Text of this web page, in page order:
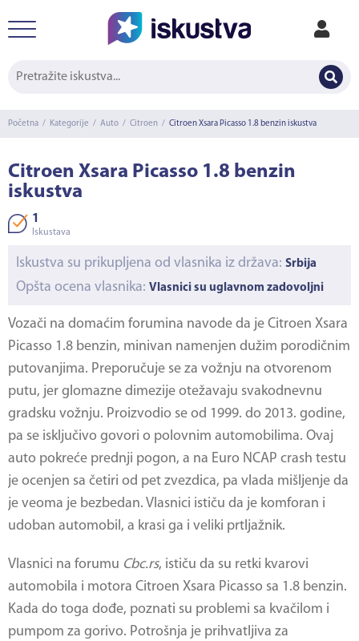
Početna / Kategorije / Auto / Citroen / Citroen Xsara Picasso 1.8 benzin iskustva
Citroen Xsara Picasso 1.8 benzin
iskustva
1
Iskustava
Iskustva su prikupljena od vlasnika iz država: Srbija
Opšta ocena vlasnika: Vlasnici su uglavnom zadovoljni
Vozači na domaćim forumina navode da je Citroen Xsara
Picasso 1.8 benzin, minivan namenjen dužim porodičnim
putovanjima. Preporučuje se za vožnju na otvorenom
putu, jer glomazne dimezije otežavaju svakodnevnu
gradsku vožnju. Proizvodio se od 1999. do 2013. godine,
pa se isključivo govori o polovnim automobilima. Ovaj
auto pokreće prednji pogon, a na Euro NCAP crash testu
je ocenjen sa četiri od pet zvezdica, pa vlada mišljenje da
je veoma je bezbedan. Vlasnici ističu da je komforan i
udoban automobil, a krasi ga i veliki prtljažnik.
Vlasnici na forumu Cbc.rs, ističu da su retki kvarovi
automobila i motora Citroen Xsara Picasso sa 1.8 benzin.
Kada do toga dođe, poznati su problemi sa kvačilom i
pumpom za gorivo. Potrošnja je prihvatljiva za